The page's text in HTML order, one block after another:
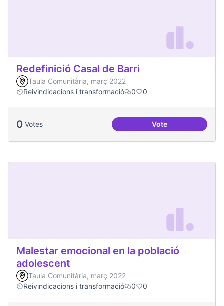
Redefinició Casal de Barri
Taula Comunitària, març 2022
Reivindicacions i transformació
0 0
0 Votes VoteRedefinició Casal
Malestar emocional en la població
adolescent
Taula Comunitària, març 2022
Reivindicacions i transformació
0 0